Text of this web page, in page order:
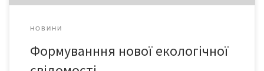
НОВИНИ
Формуванння нової екологічної